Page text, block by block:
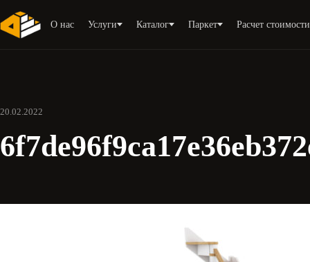
О нас Услуги Каталог Паркет Расчет стоимости
20.02.2022